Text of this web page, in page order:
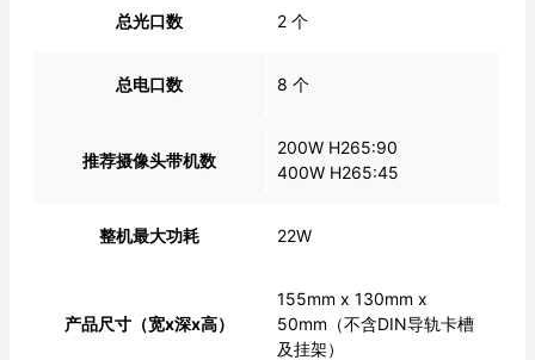
总光口数 2 个
总电口数 8 个
推荐摄像头带机数
200W H265:90
400W H265:45
整机最大功耗 22W
产品尺寸（宽x深x高）
155mm x 130mm x
50mm（不含DIN导轨卡槽
及挂架）